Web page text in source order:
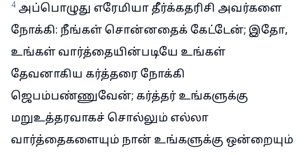
4 அப்பொழுது எரேமியா தீர்க்கதரிசி அவர்களை
நோக்கி: நீங்கள் சொன்னதைக் கேட்டேன்; இதோ,
உங்கள் வார்த்தையின்படியே உங்கள்
தேவனாகிய கர்த்தரை நோக்கி
ஜெபம்பண்ணுவேன்; கர்த்தர் உங்களுக்கு
மறுஉத்தரவாகச் சொல்லும் எல்லா
வார்த்தைகளையும் நான் உங்களுக்கு ஒன்றையும்